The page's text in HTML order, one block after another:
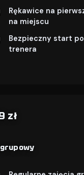
Rękawice na
na miejscu
Bezpieczny start
trenera
zł